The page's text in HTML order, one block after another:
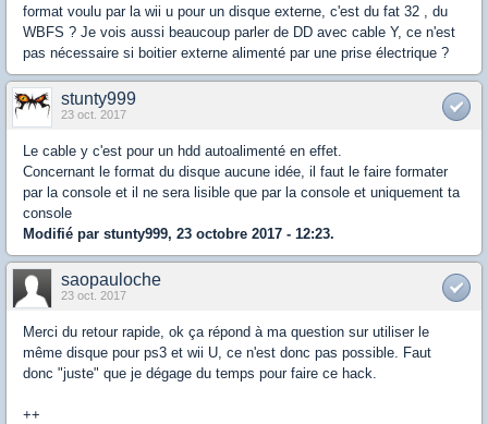
format voulu par la wii u pour un disque externe, c'est du fat 32 , du
WBFS ? Je vois aussi beaucoup parler de DD avec cable Y, ce n'est
pas nécessaire si boitier externe alimenté par une prise électrique ?
stunty999
23 oct. 2017
Le cable y c'est pour un hdd autoalimenté en effet.
Concernant le format du disque aucune idée, il faut le faire formater
par la console et il ne sera lisible que par la console et uniquement ta
console
Modifié par stunty999, 23 octobre 2017 - 12:23.
saopauloche
23 oct. 2017
Merci du retour rapide, ok ça répond à ma question sur utiliser le
même disque pour ps3 et wii U, ce n'est donc pas possible. Faut
donc "juste" que je dégage du temps pour faire ce hack.
++